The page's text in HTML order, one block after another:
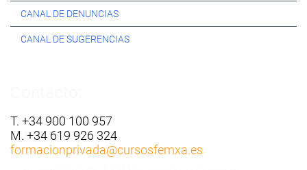
CANAL DE DENUNCIAS
CANAL DE SUGERENCIAS
T. +34 900 100 957
M. +34 619 926 324
formacionprivada@cursosfemxa.es